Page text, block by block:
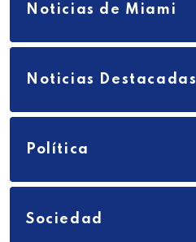
Noticias de Miami
Noticias Destacadas
Política
Sociedad